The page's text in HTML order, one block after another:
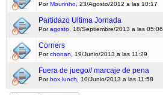
PorMourinho , 23/Agosto/2012 a las 10:17
Partidazo Ultima Jornada
Poragosto , 18/Septiembre/2013 a las 05:06
Corners
Porchonan , 19/Junio/2013 a las 11:29
Fuera de juego// marcaje de pena
Porbox lunch , 10/Junio/2013 a las 11:58